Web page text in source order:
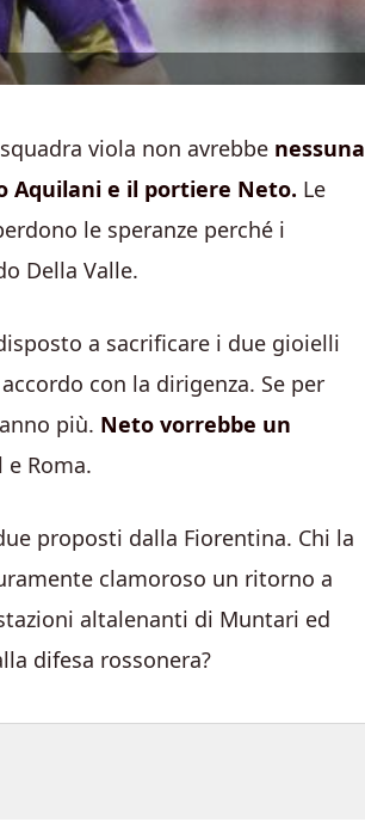
viola non avrebbe nessuna
Aquilani e il portiere Neto. Le
le speranze perché i
Della Valle.
a sacrificare i due gioielli
con la dirigenza. Se per
più. Neto vorrebbe un
Roma.
proposti dalla Fiorentina. Chi la
clamoroso un ritorno a
altalenanti di Muntari ed
difesa rossonera?